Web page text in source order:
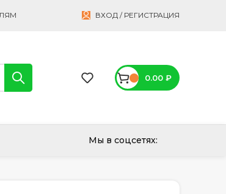
ВХОД / РЕГИСТРАЦИЯ
0.00 ₽
Мы в соцсетях: